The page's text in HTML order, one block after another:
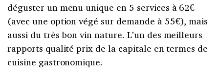
déguster un menu unique en 5 services à 62€
(avec une option végé sur demande à 55€), mais
aussi du très bon vin nature. L’un des meilleurs
rapports qualité prix de la capitale en termes de
cuisine gastronomique.